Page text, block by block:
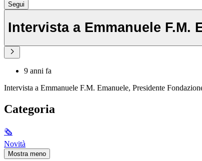
Segui
Intervista a Emmanuele F.M.
9 anni fa
Intervista a Emmanuele F.M. Emanuele, Presidente
Categoria
🗞
Novità
Mostra meno